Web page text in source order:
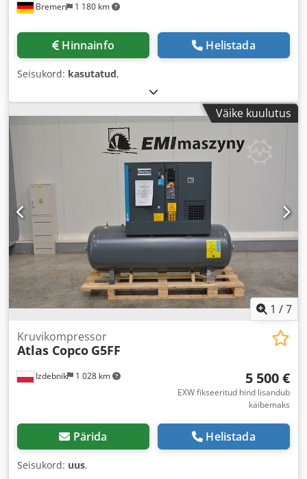
Bremen 1 180 km
Hinnainfo Helistada
Seisukord: kasutatud,
Väike kuulutus
1 /7
Izdebnik 1 028 km
Kruvikompressor
Atlas Copco G5FF
5 500 €
EXW fikseeritud hind lisandub
käibemaks
Pärida Helistada
Seisukord: uus,